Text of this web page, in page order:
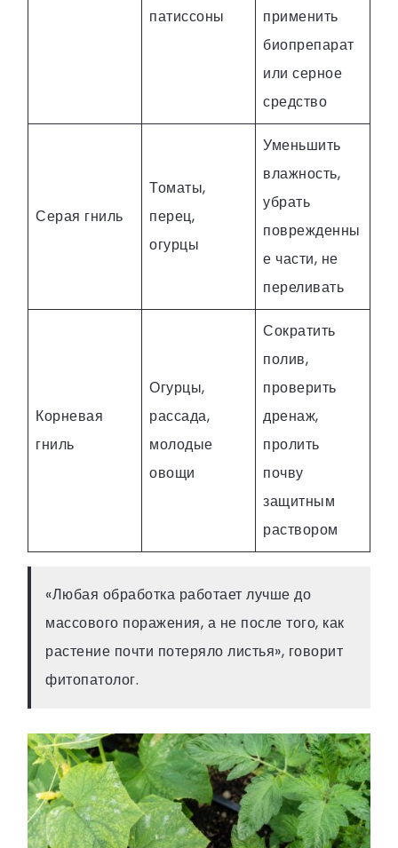
патиссоны
применить
биопрепарат
или серное
средство
Серая гниль
Томаты,
перец,
огурцы
Уменьшить
влажность,
убрать
поврежденны
е части, не
переливать
Корневая
гниль
Огурцы,
рассада,
молодые
овощи
Сократить
полив,
проверить
дренаж,
пролить
почву
защитным
раствором
«Любая обработка работает лучше до
массового поражения, а не после того, как
растение почти потеряло листья», говорит
фитопатолог.